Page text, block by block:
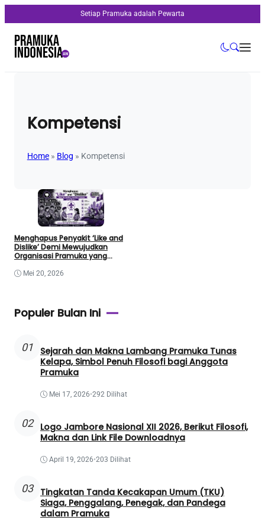
Setiap Pramuka adalah Pewarta
Kompetensi
Home» Blog » Kompetensi
Menghapus Penyakit ‘Like and
Dislike’ Demi Mewujudkan
Organisasi Pramuka yang
Mei 20, 2026
Populer Bulan Ini
01
Sejarah dan Makna Lambang Pramuka Tunas
Kelapa, Simbol Penuh Filosofi bagi Anggota
Pramuka
Mei 17, 2026•292 Dilihat
02
Logo Jambore Nasional XII 2026, Berikut Filosofi,
Makna dan Link File Downloadnya
April 19, 2026•203 Dilihat
03
Tingkatan Tanda Kecakapan Umum (TKU)
Siaga, Penggalang, Penegak, dan Pandega
dalam Pramuka